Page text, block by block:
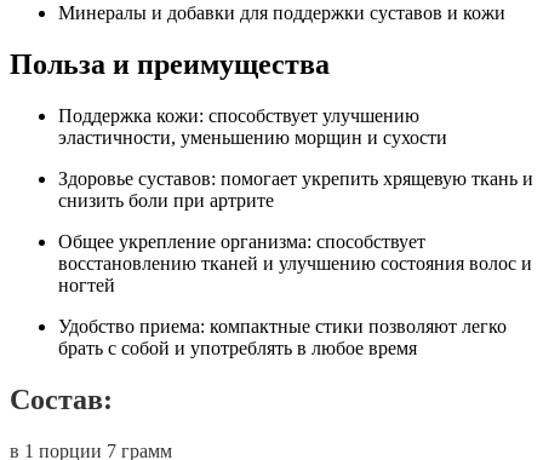
Минералы и добавки для поддержки суставов и кожи
Польза и преимущества
Поддержка кожи: способствует улучшению
эластичности, уменьшению морщин и сухости
Здоровье суставов: помогает укрепить хрящевую ткань и
снизить боли при артрите
Общее укрепление организма: способствует
восстановлению тканей и улучшению состояния волос и
ногтей
Удобство приема: компактные стики позволяют легко
брать с собой и употреблять в любое время
Состав:
в 1 порции 7 грамм